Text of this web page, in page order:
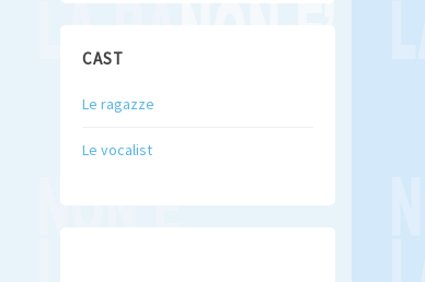
CAST
Le ragazze
Le vocalist